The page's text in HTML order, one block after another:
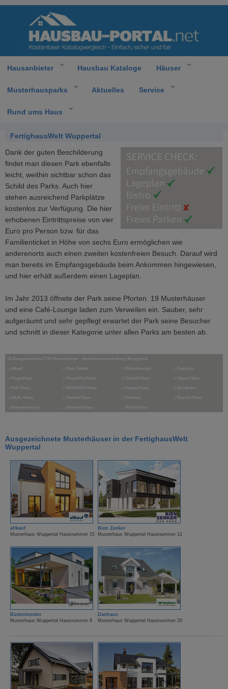
Hausanbieter Hausbau Kataloge Häuser
Musterhausparks Aktuelles Service
Rund ums Haus
FertighausWelt Wuppertal
Dank der guten Beschilderung
findet man diesen Park ebenfalls
leicht, weithin sichtbar schon das
Schild des Parks. Auch hier
stehen ausreichend Parkplätze
kostenlos zur Verfügung. Die hier
erhobenen Eintrittspreise von vier
Euro pro Person bzw. für das
Familienticket in Höhe von sechs Euro ermöglichen wie
anderenorts auch einen zweiten kostenfreien Besuch. Darauf wird
man bereits im Empfangsgebäude beim Ankommen hingewiesen,
und hier erhält außerdem einen Lageplan.
Im Jahr 2013 öffnete der Park seine Pforten. 19 Musterhäuser
und eine Café-Lounge laden zum Verweilen ein. Sauber, sehr
aufgeräumt und sehr gepflegt erwartet der Park seine Besucher
und schnitt in dieser Kategorie unter allen Parks am besten ab.
19 Ausgezeichnete TOP Musterhäuser - Musterhausausstellung Wuppertal
⌂ allkauf ⌂ Bien Zenker ⌂ Büdenbender ⌂ Danhaus
⌂ FingerHaus ⌂ FingerHut Haus ⌂ Gussek Haus ⌂ Hanse Haus
⌂ HUF Haus ⌂ ISOWOOD Haus ⌂ Kampa Haus ⌂ Nordhaus
⌂ OKAL Haus ⌂ Partner Haus ⌂ Prohaus ⌂ Rensch Haus
⌂ Schwabenhaus ⌂ SchwörerHaus ⌂ WeberHaus
Ausgezeichnete Musterhäuser in der FertighausWelt
Wuppertal
allkauf
Musterhaus Wuppertal Hausnummer 15
Bien Zenker
Musterhaus Wuppertal Hausnummer 12
Büdenbender
Musterhaus Wuppertal Hausnummer 8
Danhaus
Musterhaus Wuppertal Hausnummer 20